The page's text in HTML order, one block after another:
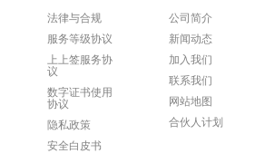
法律与合规
服务等级协议
上上签服务协
议
数字证书使用
协议
隐私政策
安全白皮书
公司简介
新闻动态
加入我们
联系我们
网站地图
合伙人计划